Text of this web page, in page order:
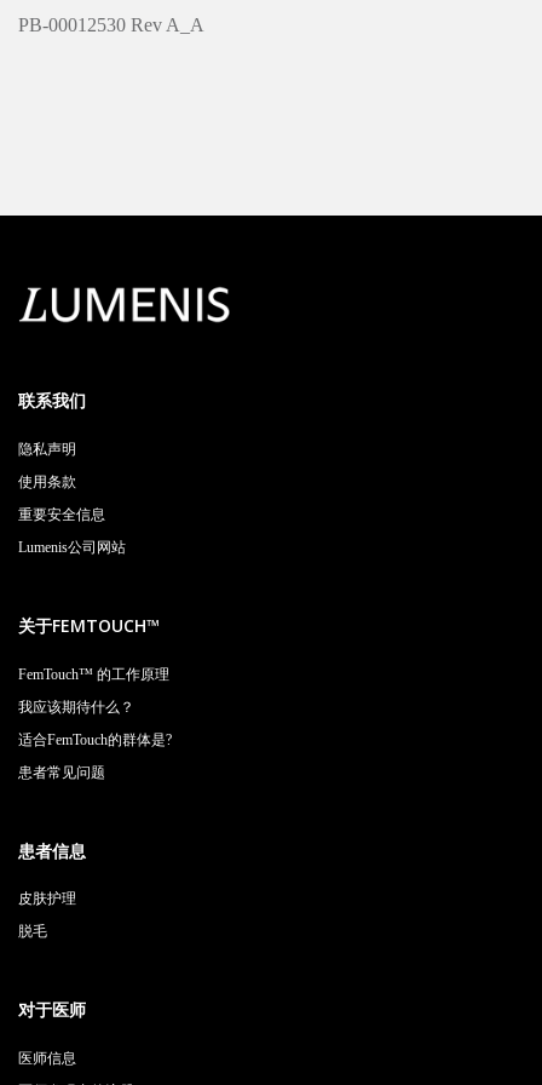
PB-00012530 Rev A_A
联系我们
隐私声明
使用条款
重要安全信息
Lumenis公司网站
关于FEMTOUCH™
FemTouch™ 的工作原理
我应该期待什么？
适合FemTouch的群体是?
患者常见问题
患者信息
皮肤护理
脱毛
对于医师
医师信息